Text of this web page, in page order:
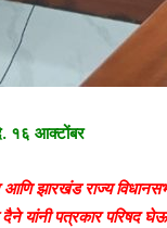
१६ आक्टोंबर
झारखंड राज्य
यांनी पत्रकार परिषद